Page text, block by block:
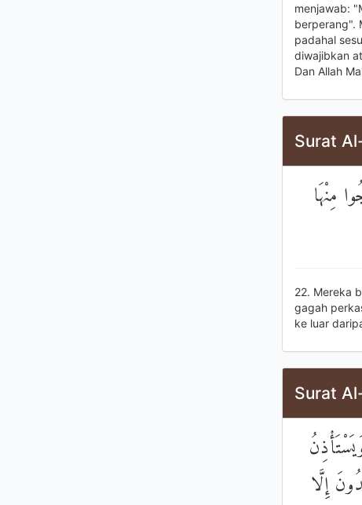
menjawab:
berperang".
padahal
diwajibkan
Dan Allah
Surat
مِنْهَا
22. Mereka
gagah
ke luar
Surat
إِلَّا